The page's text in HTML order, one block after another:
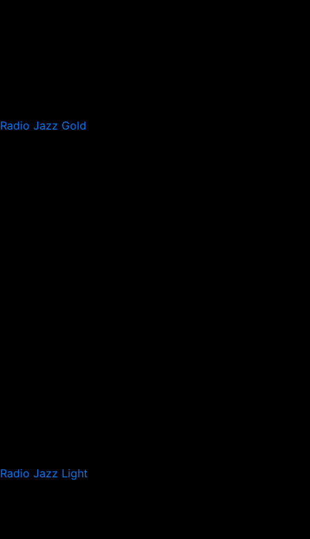
Radio Jazz Gold
Radio Jazz Light